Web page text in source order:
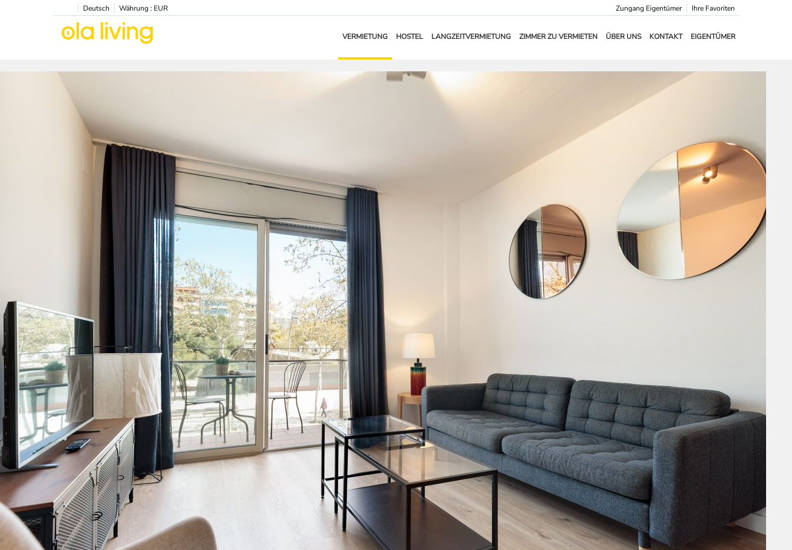
Deutsch Währung : EUR Ihre Favoriten
Zungang Eigentümer
VERMIETUNG HOSTEL LANGZEITVERMIETUNG ZIMMER ZU VERMIETEN ÜBER UNS KONTAKT EIGENTÜMER